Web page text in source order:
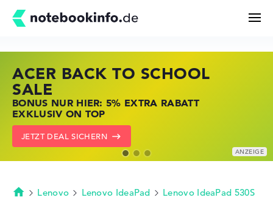
Kaufberatung
Technik & Wissen
ACER BACK TO SCHOOL
SALE
BONUS NUR HIER: 5% EXTRA RABATT
EXKLUSIV ON TOP
JETZT DEAL SICHERN
HP STORE SSV DEALS
JETZT ZUGREIFEN: NOTEBOOKS BEI HP
KRÄFTIG REDUZIERT
ZU DEN HP ANGEBOTEN
LENOVO LAPTOP DEALS
NOTEBOOKS BEI LENOVO JETZT
KRÄFTIG REDUZIERT
LENOVO DEALS ZEIGEN
Startseite
Lenovo Lenovo IdeaPad Lenovo IdeaPad 530S